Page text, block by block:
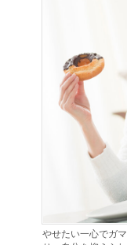
やせたい一心でガ